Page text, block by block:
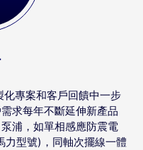
專案和客戶回饋中一步
求每年不斷延伸新產品
浦，如單相感應防震電
力型號)，同軸次擺線一體